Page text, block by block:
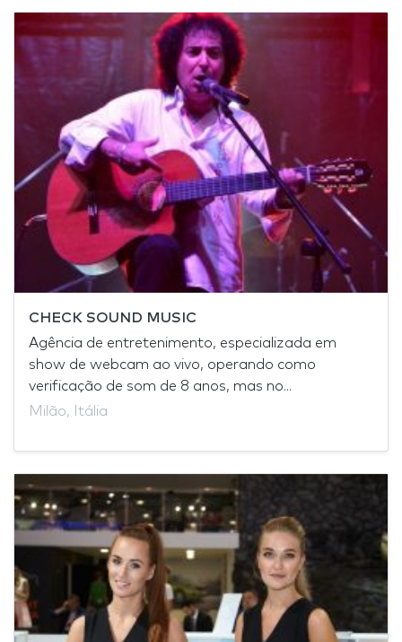
CHECK SOUND MUSIC
Agência de entretenimento, especializada em
show de webcam ao vivo, operando como
verificação de som de 8 anos, mas no...
Milão, Itália